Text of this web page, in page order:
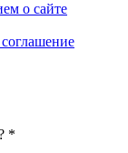
о сайте
*